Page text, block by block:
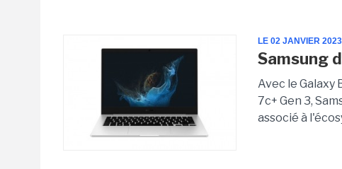
LE 02 JANVIER 2023
Samsung
Avec le Galaxy
7c+ Gen 3,
associé à